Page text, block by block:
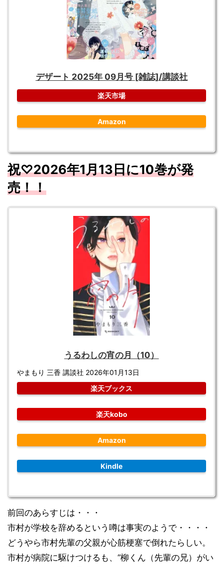
デザート 2025年 09月号 [雑誌]/講談社
楽天市場
Amazon
祝♡2026年1月13日に10巻が発
売！！
うるわしの宵の月（10）
やまもり 三香 講談社 2026年01月13日
楽天ブックス
楽天kobo
Amazon
Kindle
前回のあらすじは・・・
市村が学校を辞めるという噂は事実のようで・・・・
どうやら市村先輩の父親が心筋梗塞で倒れたらしい。
市村が病院に駆けつけるも、“柳くん（先輩の兄）がい